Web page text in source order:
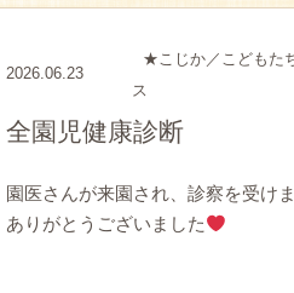
2026.06.23
★こじか／こどもた
ス
全園児健康診断
園医さんが来園され、診察を受け
ありがとうございました